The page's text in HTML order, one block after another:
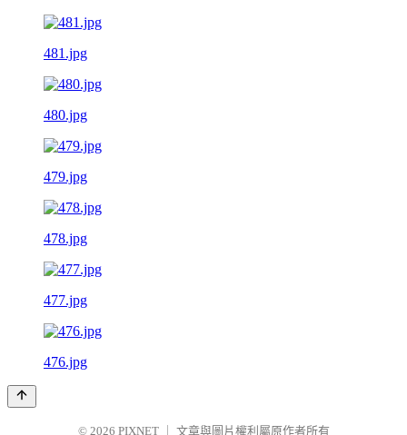
481.jpg
480.jpg
479.jpg
478.jpg
477.jpg
476.jpg
© 2026 PIXNET 文章與圖片權利屬原作者所有